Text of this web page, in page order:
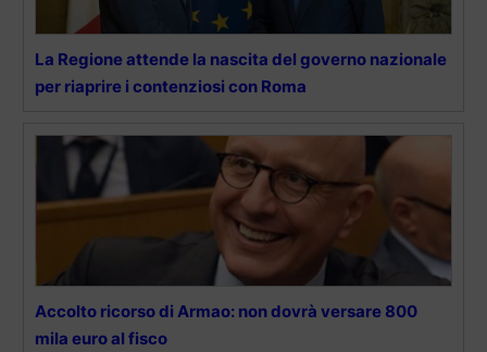
La Regione attende la nascita del governo nazionale
per riaprire i contenziosi con Roma
Accolto ricorso di Armao: non dovrà versare 800
mila euro al fisco